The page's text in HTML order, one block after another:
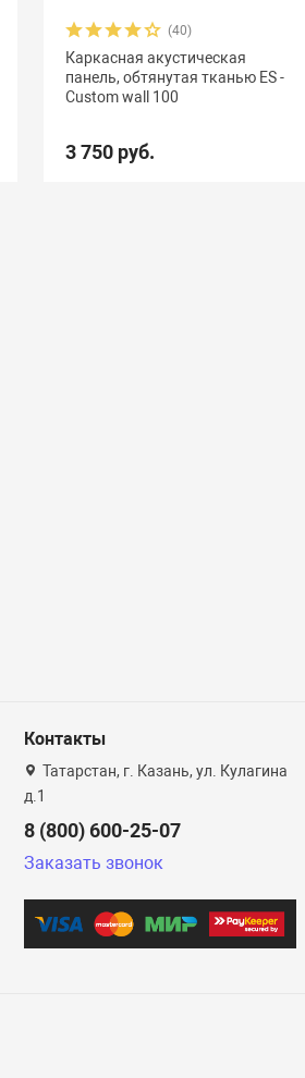
(40)
Каркасная акустическая
панель, обтянутая тканью ES -
Custom wall 100
3 750 руб.
Контакты
Татарстан, г. Казань, ул. Кулагина
д.1
8 (800) 600-25-07
Заказать звонок